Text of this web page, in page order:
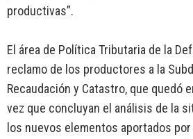
productivas”.
El área de Política Tributaria de la
reclamo de los productores a la
Recaudación y Catastro, que quedó
vez que concluyan el análisis de la
los nuevos elementos aportados